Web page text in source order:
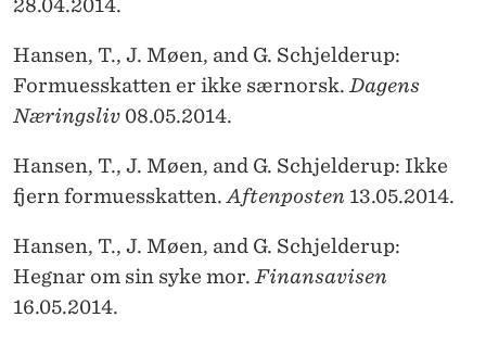
28.04.2014.
Hansen, T., J. Møen, and G. Schjelderup:
Formuesskatten er ikke særnorsk. Dagens
Næringsliv 08.05.2014.
Hansen, T., J. Møen, and G. Schjelderup: Ikke
fjern formuesskatten. Aftenposten 13.05.2014.
Hansen, T., J. Møen, and G. Schjelderup:
Hegnar om sin syke mor. Finansavisen
16.05.2014.